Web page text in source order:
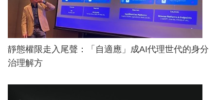
靜態權限走入尾聲：「自適應」成AI代理世代的身分
治理解方